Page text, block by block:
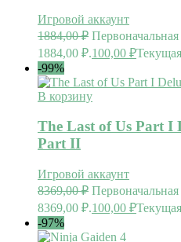
Игровой аккаунт
1884,00₽ Первоначальная
1884,00 ₽.100,00 ₽
-99%
В корзину
The Last of Us Part I
Part II
Игровой аккаунт
8369,00₽ Первоначальная
8369,00 ₽.100,00 ₽
-97%